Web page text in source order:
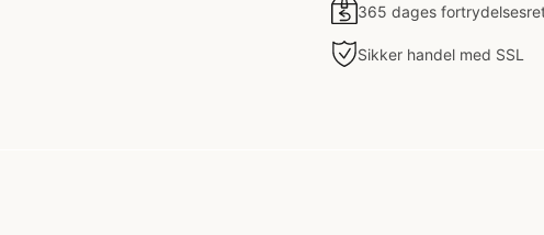
365 dages
Sikker handel med SSL